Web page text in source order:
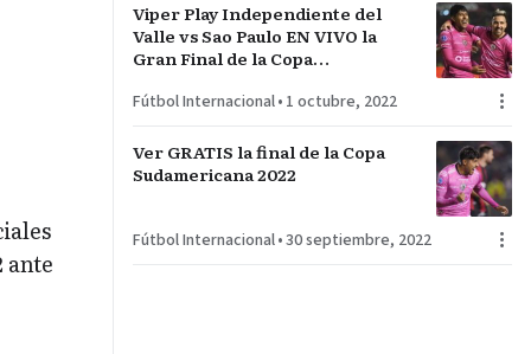
ante
Viper Play Independiente del
Valle vs Sao Paulo EN VIVO la
Gran Final de la Copa
Fútbol Internacional• 1 octubre, 2022
Ver GRATIS la final de la Copa
Sudamericana 2022
Fútbol Internacional•30 septiembre, 2022